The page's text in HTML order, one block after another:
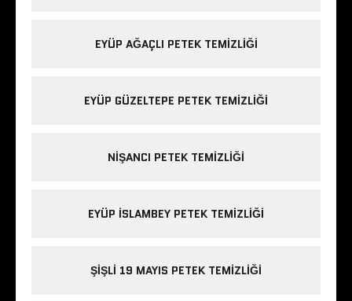
EYÜP AĞAÇLI PETEK TEMIZLIĞI
EYÜP GÜZELTEPE PETEK TEMIZLIĞI
NIŞANCI PETEK TEMIZLIĞI
EYÜP ISLAMBEY PETEK TEMIZLIĞI
ŞIŞLI 19 MAYIS PETEK TEMIZLIĞI